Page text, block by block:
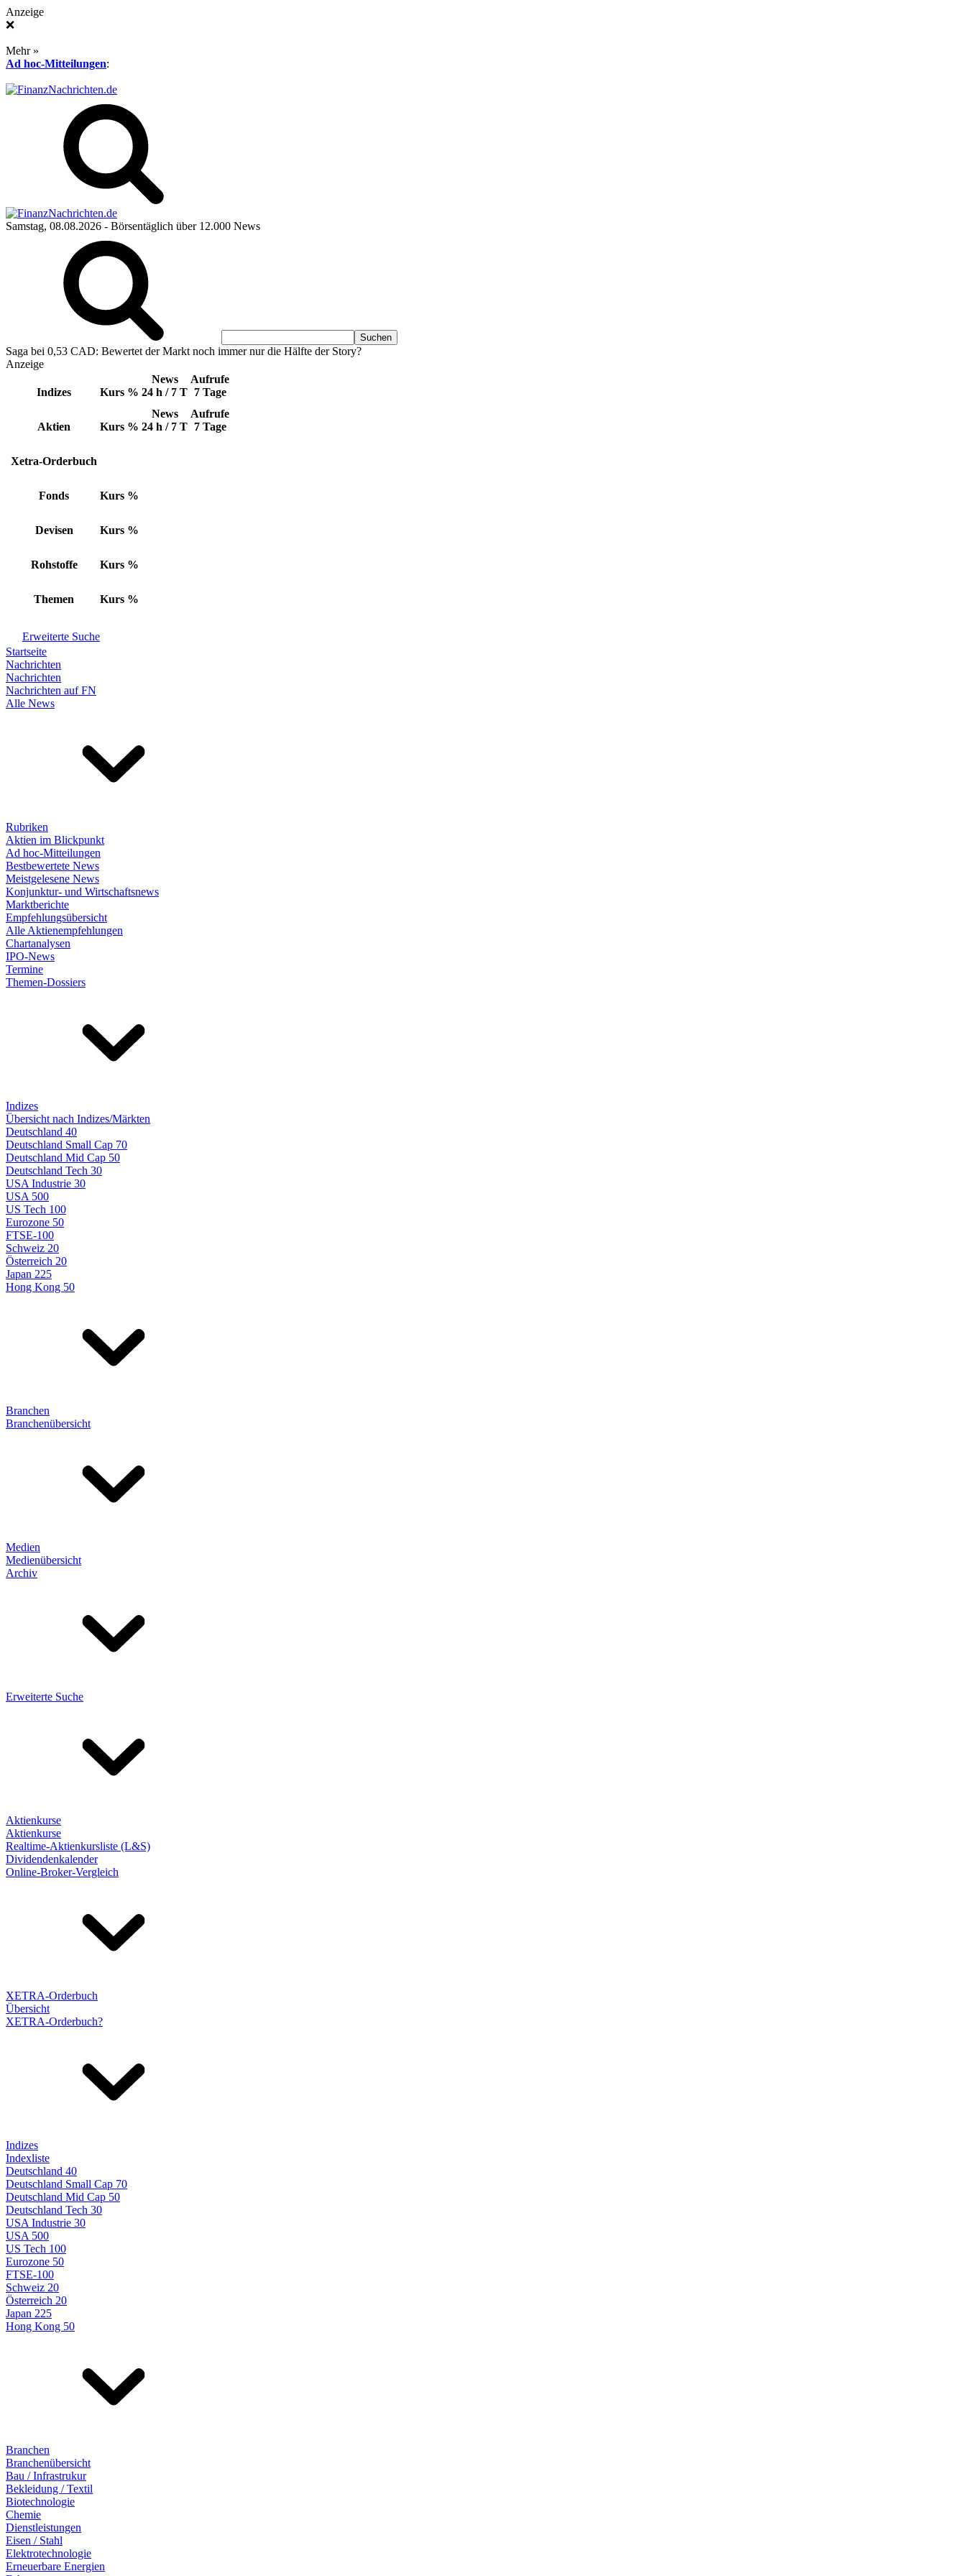
Anzeige
❌
Mehr »
Ad hoc-Mitteilungen:
Samstag, 08.08.2026 - Börsentäglich über 12.000 News
Saga bei 0,53 CAD: Bewertet der Markt noch immer nur die Hälfte der Story?
Anzeige
Indizes Kurs %
News
24 h / 7 T
Aufrufe
7 Tage
Aktien Kurs %
News
24 h / 7 T
Aufrufe
7 Tage
Xetra-Orderbuch
Fonds Kurs %
Devisen Kurs %
Rohstoffe Kurs %
Themen Kurs %
Erweiterte Suche
Startseite
Nachrichten
Nachrichten
Nachrichten auf FN
Alle News
Rubriken
Aktien im Blickpunkt
Ad hoc-Mitteilungen
Bestbewertete News
Meistgelesene News
Konjunktur- und Wirtschaftsnews
Marktberichte
Empfehlungsübersicht
Alle Aktienempfehlungen
Chartanalysen
IPO-News
Termine
Themen-Dossiers
Indizes
Übersicht nach Indizes/Märkten
Deutschland 40
Deutschland Small Cap 70
Deutschland Mid Cap 50
Deutschland Tech 30
USA Industrie 30
USA 500
US Tech 100
Eurozone 50
FTSE-100
Schweiz 20
Österreich 20
Japan 225
Hong Kong 50
Branchen
Branchenübersicht
Medien
Medienübersicht
Archiv
Erweiterte Suche
Aktienkurse
Aktienkurse
Realtime-Aktienkursliste (L&S)
Dividendenkalender
Online-Broker-Vergleich
XETRA-Orderbuch
Übersicht
XETRA-Orderbuch?
Indizes
Indexliste
Deutschland 40
Deutschland Small Cap 70
Deutschland Mid Cap 50
Deutschland Tech 30
USA Industrie 30
USA 500
US Tech 100
Eurozone 50
FTSE-100
Schweiz 20
Österreich 20
Japan 225
Hong Kong 50
Branchen
Branchenübersicht
Bau / Infrastrukur
Bekleidung / Textil
Biotechnologie
Chemie
Dienstleistungen
Eisen / Stahl
Elektrotechnologie
Erneuerbare Energien